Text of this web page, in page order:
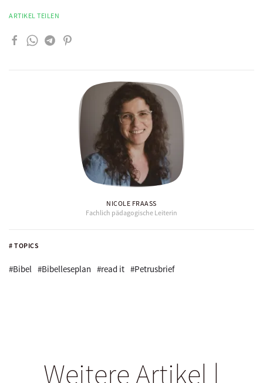
# TOPICS
#Bibel #Bibelleseplan #read it #Petrusbrief
ARTIKEL TEILEN
NICOLE FRAASS
Fachlich pädagogische Leiterin
Weitere Artikel |